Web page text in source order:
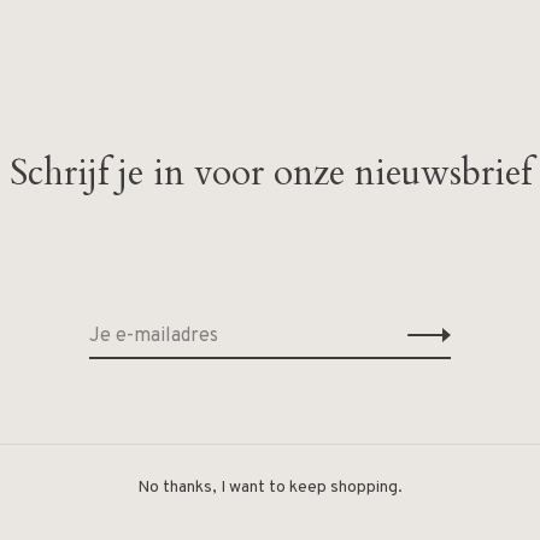
Geen producten
Schrijf je in voor onze nieuwsbrief
No thanks, I want to keep shopping.